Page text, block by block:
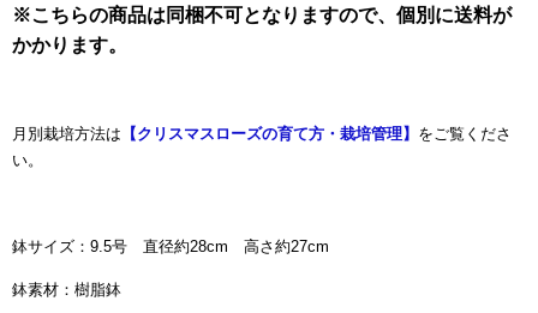
※こちらの商品は同梱不可となりますので、個別に送料が
かかります。
月別栽培方法は 【クリスマスローズの育て方・栽培管理】 をご覧くださ
い。
鉢サイズ：9.5号 直径約28cm 高さ約27cm
鉢素材：樹脂鉢